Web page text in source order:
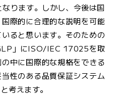
ります。しかし、今後は国
際的に合理的な説明を可能
ると思います。そのための
」にISO/IEC 17025を取
中に国際的な規格をできる
性のある品質保証システム
考えます。